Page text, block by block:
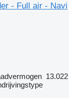
- Full air - Navi
13.022